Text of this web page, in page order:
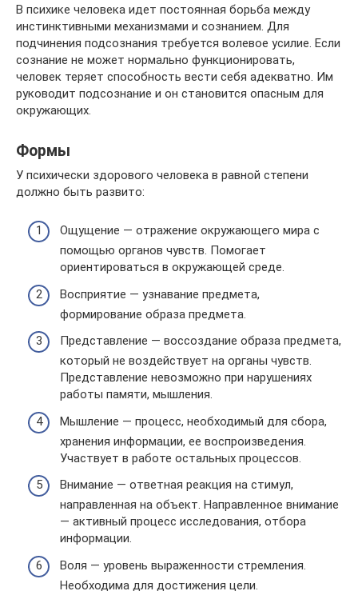
В психике человека идет постоянная борьба между
инстинктивными механизмами и сознанием. Для
подчинения подсознания требуется волевое усилие. Если
сознание не может нормально функционировать,
человек теряет способность вести себя адекватно. Им
руководит подсознание и он становится опасным для
окружающих.
Формы
У психически здорового человека в равной степени
должно быть развито:
Ощущение — отражение окружающего мира с
помощью органов чувств. Помогает
ориентироваться в окружающей среде.
Восприятие — узнавание предмета,
формирование образа предмета.
Представление — воссоздание образа предмета,
который не воздействует на органы чувств.
Представление невозможно при нарушениях
работы памяти, мышления.
Мышление — процесс, необходимый для сбора,
хранения информации, ее воспроизведения.
Участвует в работе остальных процессов.
Внимание — ответная реакция на стимул,
направленная на объект. Направленное внимание
— активный процесс исследования, отбора
информации.
Воля — уровень выраженности стремления.
Необходима для достижения цели.